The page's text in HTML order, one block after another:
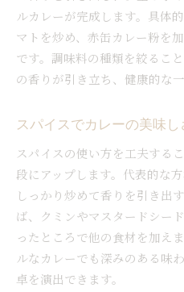
ルカレーが完成します。具体
マトを炒め、赤缶カレー粉を
です。調味料の種類を絞るこ
の香りが引き立ち、健康的な一
スパイスでカレーの美味
スパイスの使い方を工夫する
段にアップします。代表的な
しっかり炒めて香りを引き出
ば、クミンやマスタードシー
ったところで他の食材を加え
ルなカレーでも深みのある味
卓を演出できます。